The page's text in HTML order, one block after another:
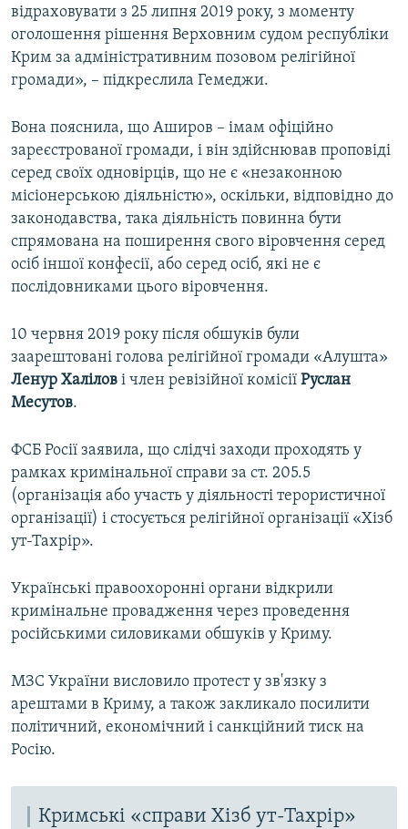
відраховувати з 25 липня 2019 року, з моменту
оголошення рішення Верховним судом республіки
Крим за адміністративним позовом релігійної
громади», – підкреслила Гемеджи.
Вона пояснила, що Аширов – імам офіційно
зареєстрованої громади, і він здійснював проповіді
серед своїх одновірців, що не є «незаконною
місіонерською діяльністю», оскільки, відповідно до
законодавства, така діяльність повинна бути
спрямована на поширення свого віровчення серед
осіб іншої конфесії, або серед осіб, які не є
послідовниками цього віровчення.
10 червня 2019 року після обшуків були
заарештовані голова релігійної громади «Алушта»
Ленур Халілов і член ревізійної комісії Руслан
Месутов.
ФСБ Росії заявила, що слідчі заходи проходять у
рамках кримінальної справи за ст. 205.5
(організація або участь у діяльності терористичної
організації) і стосується релігійної організації «Хізб
ут-Тахрір».
Українські правоохоронні органи відкрили
кримінальне провадження через проведення
російськими силовиками обшуків у Криму.
МЗС України висловило протест у зв'язку з
арештами в Криму, а також закликало посилити
політичний, економічний і санкційний тиск на
Росію.
Кримські «справи Хізб ут-Тахрір»